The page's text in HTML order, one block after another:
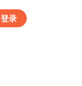
登录